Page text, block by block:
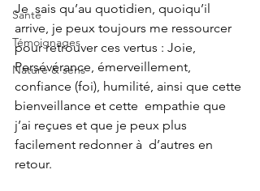
Santé
Témoignages
Nature & sens
Je  sais qu’au quotidien, quoiqu’il
arrive, je peux toujours me ressourcer
pour retrouver ces vertus : Joie,
Persévérance, émerveillement,
confiance (foi), humilité, ainsi que cette
bienveillance et cette  empathie que
j’ai reçues et que je peux plus
facilement redonner à  d’autres en
retour.